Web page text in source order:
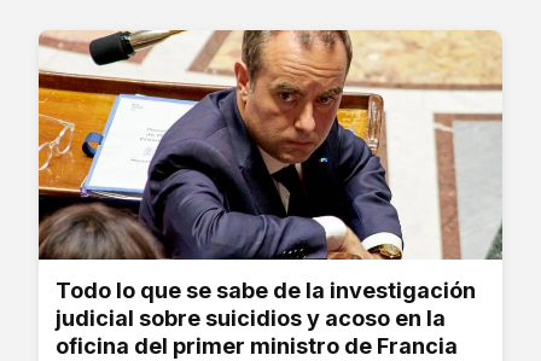
Todo lo que se sabe de la investigación
judicial sobre suicidios y acoso en la
oficina del primer ministro de Francia